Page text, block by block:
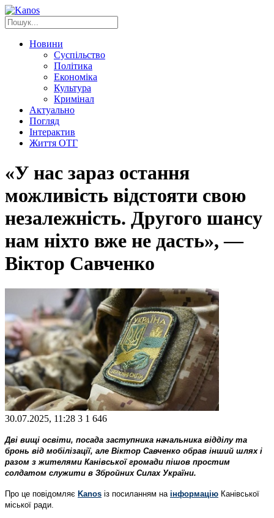
Новини
Суспільство
Політика
Економіка
Культура
Кримінал
Актуально
Погляд
Інтерактив
Життя ОТГ
«У нас зараз остання
можливість відстояти свою
незалежність. Другого шансу
нам ніхто вже не дасть», —
Віктор Савченко
30.07.2025, 11:28 3 1 646
Дві вищі освіти, посада заступника начальника відділу та
бронь від мобілізації, але Віктор Савченко обрав інший шлях і
разом з жителями Канівської громади пішов простим
солдатом служити в Збройних Силах України.
Про це повідомляє Kanos із посиланням на інформацію Канівської
міської ради.